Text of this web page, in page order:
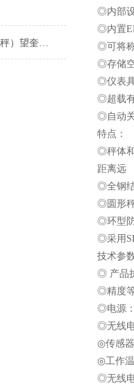
呼玛汽车衡（海伦电子秤）望奎防爆秤）绥棱便携式地磅维修
◎内部
◎内置
◎可将
◎存储
◎仪表
◎超载
◎自动
特点：
◎秤体
距离远
◎全钢
◎圆形
◎环型
◎采用
技术参
◎ 产品
◎精度
◎电源
◎无线
◎传感
◎工作
◎无线